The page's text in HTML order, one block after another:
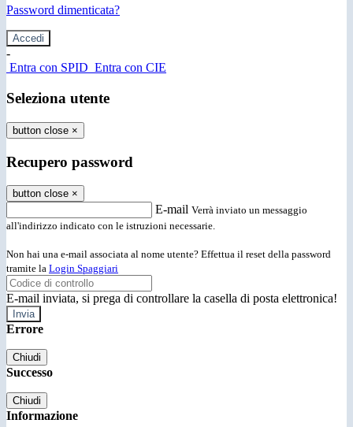
Password dimenticata?
-
Entra con SPID Entra con CIE
Seleziona utente
button close ×
Recupero password
button close ×
E-mail Verrà inviato un messaggio
all'indirizzo indicato con le istruzioni necessarie.
Non hai una e-mail associata al nome utente? Effettua il reset della password
tramite la Login Spaggiari
E-mail inviata, si prega di controllare la casella di posta elettronica!
Errore
Chiudi
Successo
Chiudi
Informazione